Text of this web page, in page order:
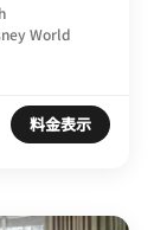
World
料金表示